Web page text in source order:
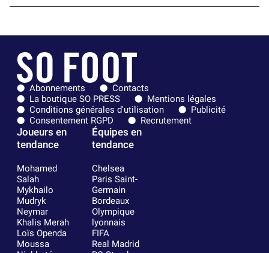
Abonnements
Contacts
La boutique SO PRESS
Mentions légales
Conditions générales d'utilisation
Publicité
Consentement RGPD
Recrutement
Joueurs en
tendance
Mohamed
Salah
Mykhailo
Mudryk
Neymar
Khalis Merah
Loïs Openda
Moussa
Équipes en
tendance
Chelsea
Paris Saint-
Germain
Bordeaux
Olympique
lyonnais
FIFA
Real Madrid